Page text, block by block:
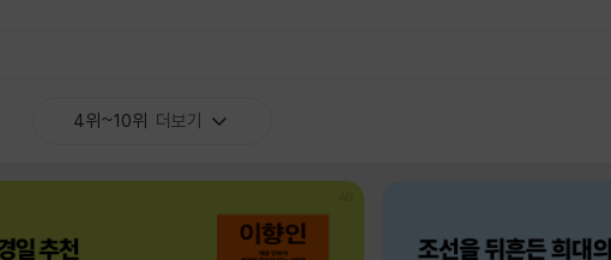
4위~10위 더보기